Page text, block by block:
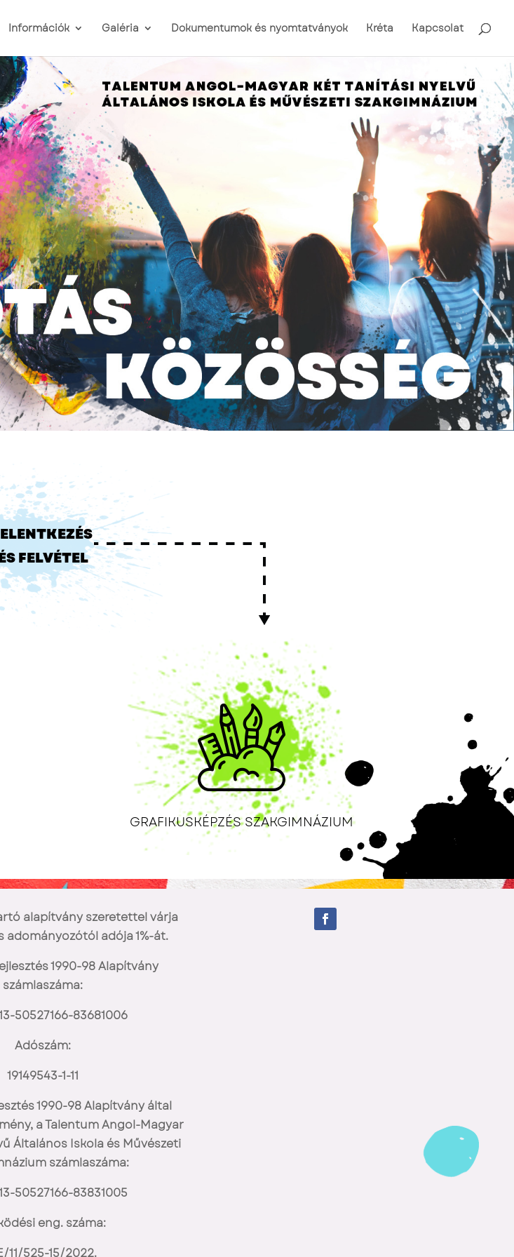
Információk Galéria Dokumentumok és nyomtatványok Kréta Kapcsolat
FELVÉTEL
GRAFIKUSKÉPZÉS SZAKGIMNÁZIUM
alapítvány szeretettel várja
adományozótól adója 1%-át.
1990-98 Alapítvány
számlaszáma:
50527166-83681006
Adószám:
19149543-1-11
1990-98 Alapítvány által
aTalentum Angol-Magyar
Általános Iskola és Művészeti
számlaszáma:
50527166-83831005
eng. száma:
11/525-15/2022.